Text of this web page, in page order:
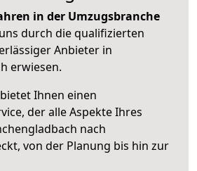
in der Umzugsbranche
durch die qualifizierten
Anbieter in
erwiesen.
bietet Ihnen einen
der alle Aspekte Ihres
nach
von der Planung bis hin zur